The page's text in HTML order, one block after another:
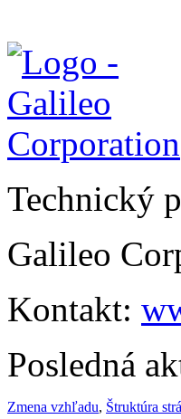
Technický
Galileo
Kontakt:
Posledná
Zmena vzhľadu, Štruktúra